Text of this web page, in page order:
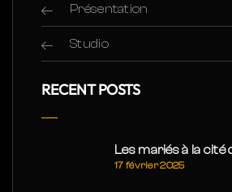
Présentation
Studio
RECENT POSTS
Les mariés à la cité
17 février 2025